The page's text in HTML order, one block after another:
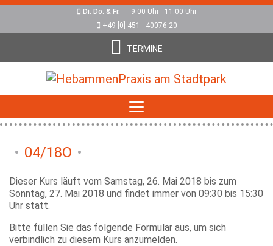
Di. Do. & Fr. 9.00 Uhr - 11.00 Uhr
+49 [0] 451 - 40076-20
TERMINE
04/18O
Dieser Kurs läuft vom Samstag, 26. Mai 2018 bis zum
Sonntag, 27. Mai 2018 und findet immer von 09:30 bis 15:30
Uhr statt.
Bitte füllen Sie das folgende Formular aus, um sich
verbindlich zu diesem Kurs anzumelden.